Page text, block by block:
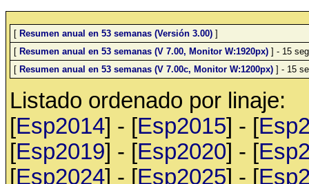
[ Resumen anual en 53 semanas (Versión 3.00) ]
[ Resumen anual en 53 semanas (V 7.00, Monitor W:1920px) ] - 15
[ Resumen anual en 53 semanas (V 7.00c, Monitor W:1200px) ] - 15
Listado ordenado por linaje:
[Esp2014] - [Esp2015] - [
[Esp2019] - [Esp2020] - [
[Esp2024] - [Esp2025] - [